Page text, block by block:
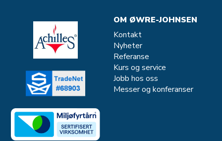
OM ØWRE-JOHNSEN
Kontakt
Nyheter
Referanse
Kurs og service
Jobb hos oss
Messer og konferanser